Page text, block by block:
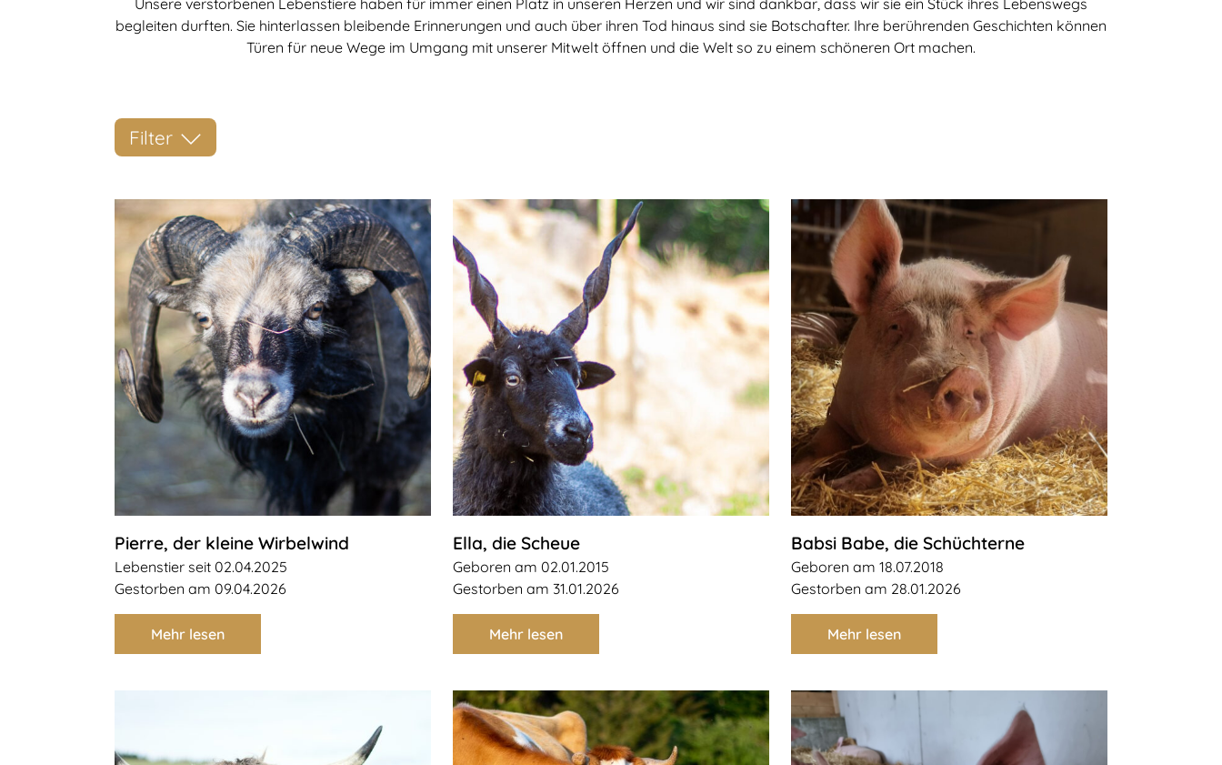
begleiten durften. Sie hinterlassen bleibende Erinnerungen und auch über ihren Tod hinaus sind sie Botschafter. Ihre berührenden Geschichten können
Türen für neue Wege im Umgang mit unserer Mitwelt öffnen und die Welt so zu einem schöneren Ort machen.
Filter
Pierre, der kleine Wirbelwind
Lebenstier seit 02.04.2025
Gestorben am 09.04.2026
Mehr lesen
Ella, die Scheue
Geboren am 02.01.2015
Gestorben am 31.01.2026
Mehr lesen
Babsi Babe, die Schüchterne
Geboren am 18.07.2018
Gestorben am 28.01.2026
Mehr lesen